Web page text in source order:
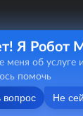
Ринамика »
Я Робот
меня об услуге
помочь
вопрос Не